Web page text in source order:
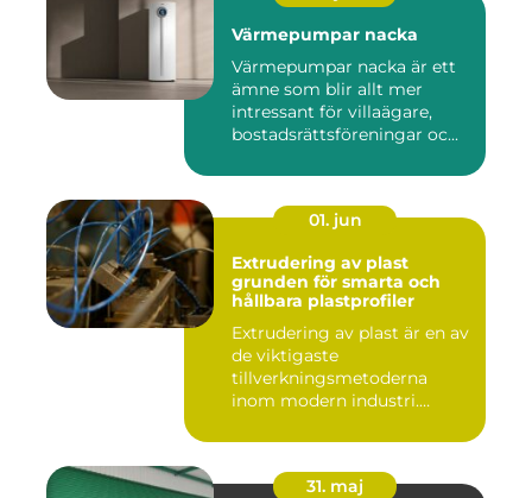
Värmepumpar nacka
Värmepumpar nacka är ett
ämne som blir allt mer
intressant för villaägare,
bostadsrättsföreningar oc...
01. jun
Extrudering av plast
grunden för smarta och
hållbara plastprofiler
Extrudering av plast är en av
de viktigaste
tillverkningsmetoderna
inom modern industri.
31. maj